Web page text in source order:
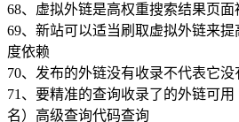
68、虚拟外链是高权重搜索结果页
69、新站可以适当刷取虚拟外链来
度依赖
70、发布的外链没有收录不代表它没
71、要精准的查询收录了的外链可用
名）高级查询代码查询